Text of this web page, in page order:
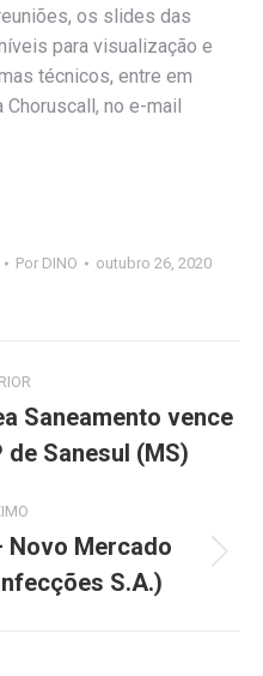
os slides das
para visualização e
técnicos, entre em
no e-mail
Por DINO outubro 26, 2020
anterior:
Saneamento vence
Sanesul (MS)
Novo Mercado
S.A.)